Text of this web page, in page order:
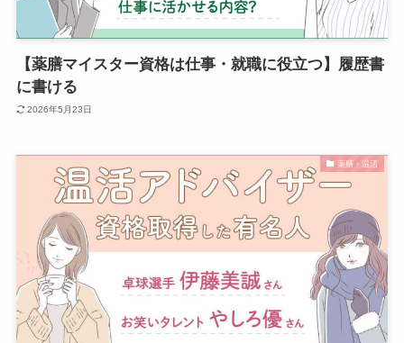
【薬膳マイスター資格は仕事・就職に役立つ】履歴書
に書ける
2026年5月23日
薬膳・温活